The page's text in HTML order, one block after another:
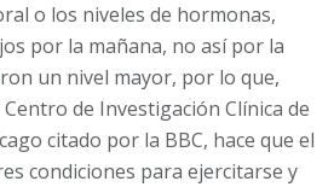
o los niveles de hormonas,
por la mañana, no así por la
un nivel mayor, por lo que,
de Investigación Clínica de
citado por la BBC, hace que el
condiciones para ejercitarse y